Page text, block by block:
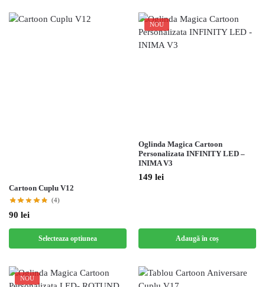
Cartoon Cuplu V12
(4)
90 lei
Selecteaza optiunea
NOU
Oglinda Magica Cartoon
Personalizata INFINITY LED –
INIMA V3
149 lei
Adaugă în coș
NOU